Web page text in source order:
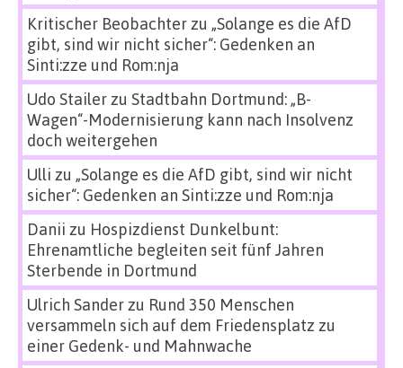
Kritischer Beobachterzu „Solange es die AfD
gibt, sind wir nicht sicher“: Gedenken an
Sinti:zze und Rom:nja
Udo Stailerzu Stadtbahn Dortmund: „B-
Wagen“-Modernisierung kann nach Insolvenz
doch weitergehen
Ulli zu „Solange es die AfD gibt, sind wir nicht
sicher“: Gedenken an Sinti:zze und Rom:nja
Danii zu Hospizdienst Dunkelbunt:
Ehrenamtliche begleiten seit fünf Jahren
Sterbende in Dortmund
Ulrich Sanderzu Rund 350 Menschen
versammeln sich auf dem Friedensplatz zu
einer Gedenk- und Mahnwache